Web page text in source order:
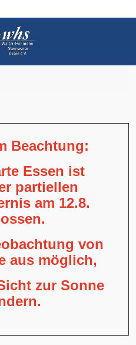
Beachtung:
Essen ist
partiellen
am 12.8.
von
aus möglich,
zur Sonne